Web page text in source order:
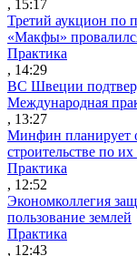
, 15:17
Третий аукцион по
«Макфы»
Практика
, 14:29
ВС Швеции
Международная
, 13:27
Минфин планирует
строительстве по
Практика
, 12:52
Экономколлегия
пользование землей
Практика
, 12:43